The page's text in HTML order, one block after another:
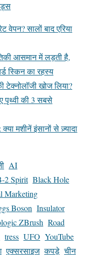
वेपन? सालों बाद एरिया
आसमान में लड़ती है,
स्किन का रहस्य
टेक्नोलॉजी खोज लिया?
पृथ्वी की 3 सबसे
मशीनें इंसानों से ज़्यादा
AI
2 Spirit Black Hole
Marketing
Boson Insulator
ZBrush Road
tress UFO YouTube
एक्सरसाइज कपड़े चीन